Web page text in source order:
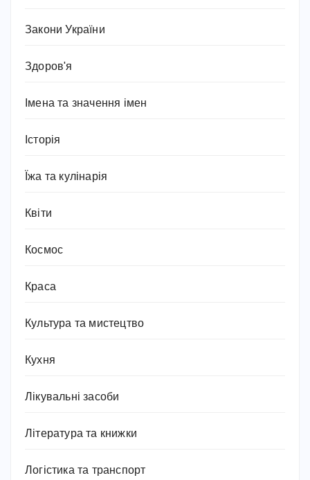
Закони України
Здоров'я
Імена та значення імен
Історія
Їжа та кулінарія
Квіти
Космос
Краса
Культура та мистецтво
Кухня
Лікувальні засоби
Література та книжки
Логістика та транспорт